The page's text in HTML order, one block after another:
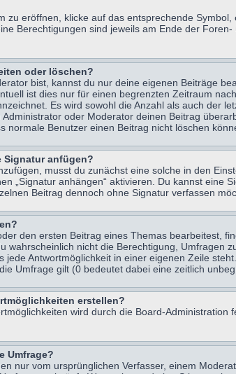
zu eröffnen, klicke auf das entsprechende
Berechtigungen sind jeweils am Ende der
oder löschen?
bist, kannst du nur deine eigenen Beiträge
ist dies nur für einen begrenzten Zeitraum
Es wird sowohl die Anzahl als auch der
oder Moderator deinen Beitrag
normale Benutzer einen Beitrag nicht löschen
Signatur anfügen?
musst du zunächst eine solche in den
„Signatur anhängen“ aktivieren. Du kannst
Beitrag dennoch ohne Signatur verfassen
den ersten Beitrag eines Themas bearbeitest,
wahrscheinlich nicht die Berechtigung,
Antwortmöglichkeit in einer eigenen Zeile
Umfrage gilt (0 bedeutet dabei eine zeitlich
erstellen?
wird durch die Board-
Umfrage?
nur vom ursprünglichen Verfasser, einem